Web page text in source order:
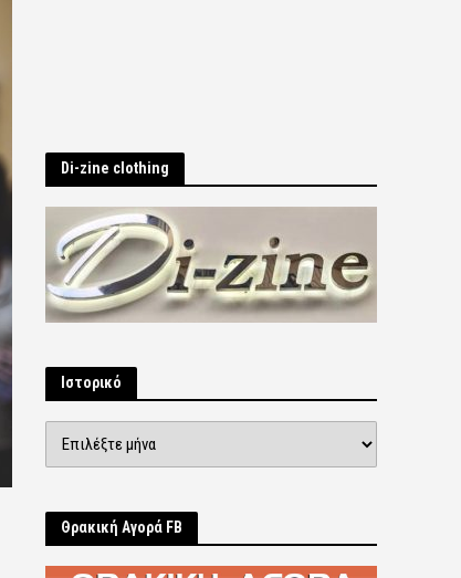
Di-zine clothing
Ιστορικό
Θρακική Αγορά FB